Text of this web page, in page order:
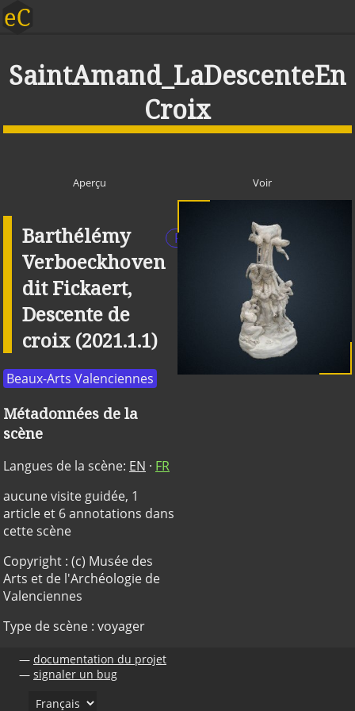
SaintAmand_LaDescenteEn
Croix
Aperçu Voir
Barthélémy
Verboeckhoven
dit Fickaert,
Descente de
croix (2021.1.1)
Publique
Beaux-Arts Valenciennes
Métadonnées de la
scène
Langues de la scène: EN · FR
aucune visite guidée, 1
article et 6 annotations dans
cette scène
Copyright : (c) Musée des
Arts et de l'Archéologie de
Valenciennes
Type de scène : voyager
documentation du projet
signaler un bug